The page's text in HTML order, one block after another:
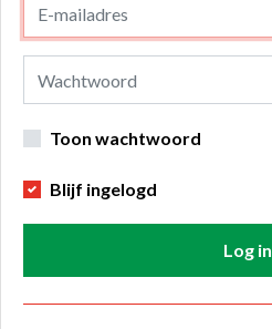
Toon wachtwoord
Blijf ingelogd
Log in